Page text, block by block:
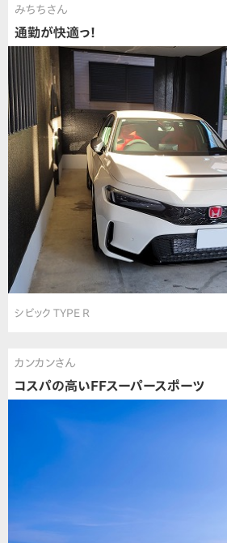
みちちさん
通勤が快適っ！
シビック TYPE R
カンカンさん
コスパの高いFFスーパースポーツ